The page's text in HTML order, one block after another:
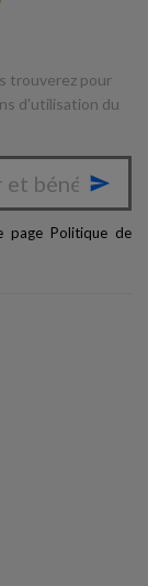
trouverez pour
d'utilisation du

page Politique de